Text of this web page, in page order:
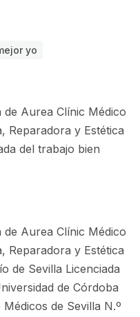
yo
Aurea Clínic Médico
Reparadora y Estética
del trabajo bien
Aurea Clínic Médico
Reparadora y Estética
de Sevilla Licenciada
de Córdoba
de Sevilla N.º